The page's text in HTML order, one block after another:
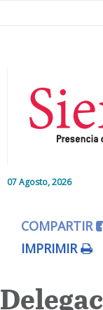
07 Agosto, 2026
Editorial
COMPARTIR
IMPRIMIR